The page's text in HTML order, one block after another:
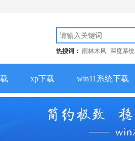
热搜词： 雨林木风 深度系统
xp下载 win11系统下载